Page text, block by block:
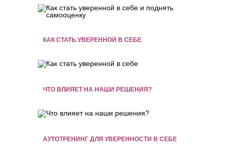
КАК СТАТЬ УВЕРЕННОЙ В СЕБЕ
ЧТО ВЛИЯЕТ НА НАШИ РЕШЕНИЯ?
АУТОТРЕНИНГ ДЛЯ УВЕРЕННОСТИ В СЕБЕ